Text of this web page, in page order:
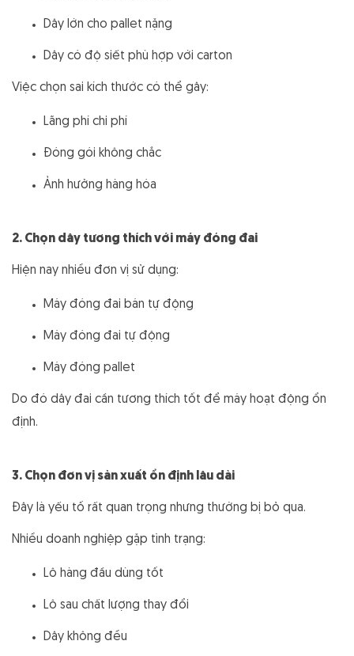
Dây lớn cho pallet nặng
Dây có độ siết phù hợp với carton
Việc chọn sai kích thước có thể gây:
Lãng phí chi phí
Đóng gói không chắc
Ảnh hưởng hàng hóa
2. Chọn dây tương thích với máy đóng đai
Hiện nay nhiều đơn vị sử dụng:
Máy đóng đai bán tự động
Máy đóng đai tự động
Máy đóng pallet
Do đó dây đai cần tương thích tốt để máy hoạt động ổn
định.
3. Chọn đơn vị sản xuất ổn định lâu dài
Đây là yếu tố rất quan trọng nhưng thường bị bỏ qua.
Nhiều doanh nghiệp gặp tình trạng:
Lô hàng đầu dùng tốt
Lô sau chất lượng thay đổi
Dây không đều